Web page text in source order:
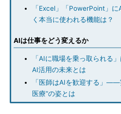
「Excel」「PowerPoint」
く本当に使われる機能は？
AIは仕事をどう変えるか
「AIに職場を乗っ取られる
AI活用の未来とは
「医師はAIを歓迎する」
医療”の姿とは